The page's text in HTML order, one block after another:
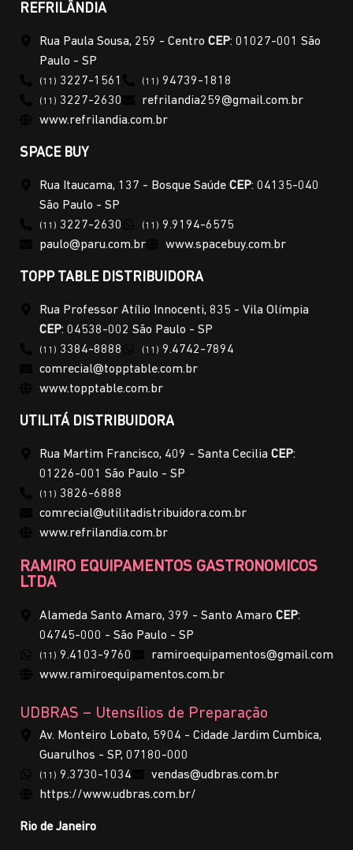
REFRILÂNDIA
Rua Paula Sousa, 259 - Centro CEP: 01027-001 São
Paulo - SP
(11) 3227-1561 (11) 94739-1818
(11) 3227-2630
refrilandia259@gmail.com.br
www.refrilandia.com.br
SPACE BUY
Rua Itaucama, 137 - Bosque Saúde CEP: 04135-040
São Paulo - SP
(11) 3227-2630 (11) 9.9194-6575
paulo@paru.com.br
www.spacebuy.com.br
TOPP TABLE DISTRIBUIDORA
Rua Professor Atílio Innocenti, 835 - Vila Olímpia
CEP: 04538-002 São Paulo - SP
(11) 3384-8888 (11) 9.4742-7894
comrecial@topptable.com.br
www.topptable.com.br
UTILITÁ DISTRIBUIDORA
Rua Martim Francisco, 409 - Santa Cecilia CEP:
01226-001 São Paulo - SP
(11) 3826-6888
comrecial@utilitadistribuidora.com.br
www.refrilandia.com.br
RAMIRO EQUIPAMENTOS GASTRONOMICOS
LTDA
Alameda Santo Amaro, 399 - Santo Amaro CEP:
04745-000 - São Paulo - SP
(11) 9.4103-9760
ramiroequipamentos@gmail.com
www.ramiroequipamentos.com.br
UDBRAS – Utensílios de Preparação
Av. Monteiro Lobato, 5904 - Cidade Jardim Cumbica,
Guarulhos - SP, 07180-000
(11) 9.3730-1034
vendas@udbras.com.br
https://www.udbras.com.br/
Rio de Janeiro